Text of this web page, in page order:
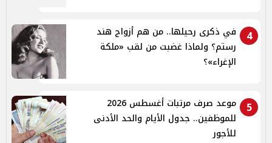
4
في ذكرى رحيلها.. من هم أزواج هند
رستم؟ ولماذا غضبت من لقب «ملكة
الإغراء»؟
5
موعد صرف مرتبات أغسطس 2026
للموظفين.. جدول الأيام والحد الأدنى
للأجور